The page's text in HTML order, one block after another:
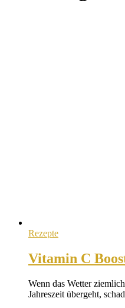
Rezepte
Vitamin C
Wenn das Wetter
Jahreszeit übergeht,